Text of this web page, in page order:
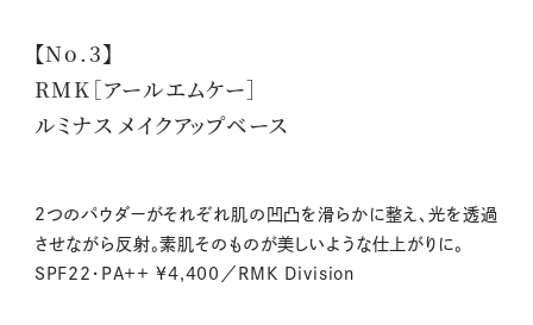
【No.3】
RMK［アールエムケー］
ルミナス メイクアップベース
2つのパウダーがそれぞれ肌の凹凸を滑らかに整え、光を透過
させながら反射。素肌そのものが美しいような仕上がりに。
SPF22・PA++ ¥4,400／RMK Division